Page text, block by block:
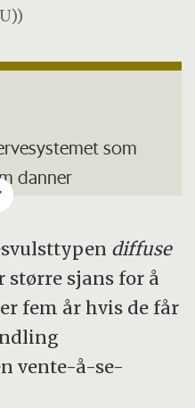
som
danner
hjernevev, noe
se dem under en
støttet av
svulsten, og
diffuse
større sjans for å
fem år hvis de får
vente-å-se-